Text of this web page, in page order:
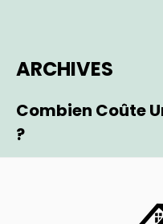
ARCHIVES
Combien Coûte
?